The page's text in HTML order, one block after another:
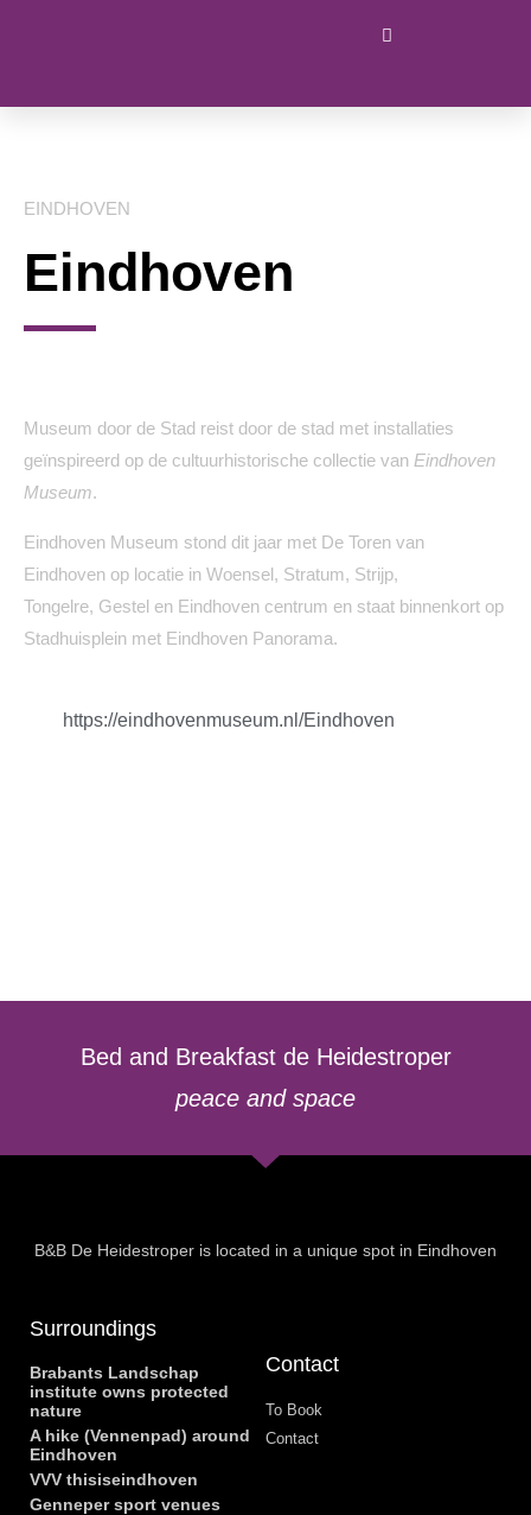
EINDHOVEN
Eindhoven
Museum door de Stad reist door de stad met installaties
geïnspireerd op de cultuurhistorische collectie van Eindhoven
Museum.
Eindhoven Museum stond dit jaar met De Toren van
Eindhoven op locatie in Woensel, Stratum, Strijp,
Tongelre, Gestel en Eindhoven centrum en staat binnenkort op
Stadhuisplein met Eindhoven Panorama.
https://eindhovenmuseum.nl/Eindhoven
Bed and Breakfast de Heidestroper
peace and space
B&B De Heidestroper is located in a unique spot in Eindhoven
Surroundings
Brabants Landschap
institute owns protected
nature
A hike (Vennenpad) around
Eindhoven
VVV thisiseindhoven
Genneper sport venues
Contact
To Book
Contact